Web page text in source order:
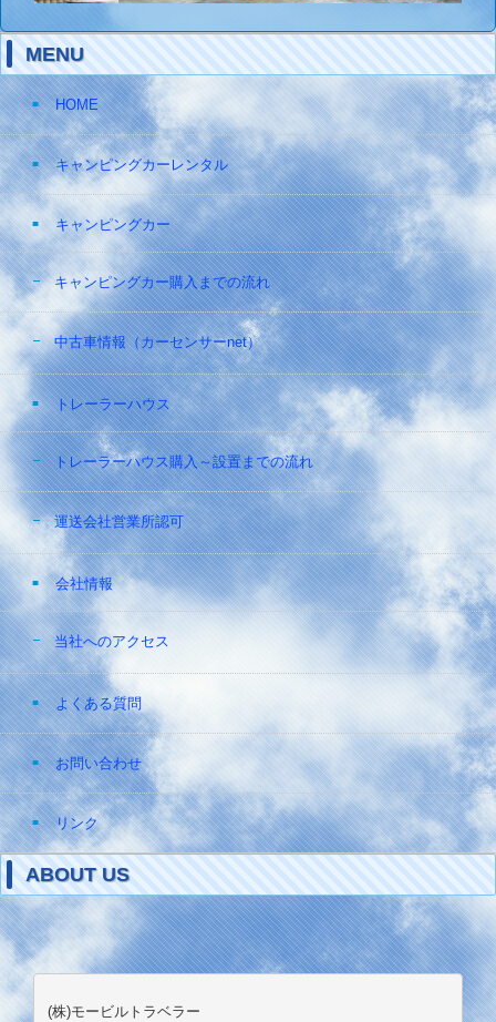
MENU
HOME
キャンピングカーレンタル
キャンピングカー
キャンピングカー購入までの流れ
中古車情報（カーセンサーnet）
トレーラーハウス
トレーラーハウス購入～設置までの流れ
運送会社営業所認可
会社情報
当社へのアクセス
よくある質問
お問い合わせ
リンク
ABOUT US
(株)モービルトラベラー